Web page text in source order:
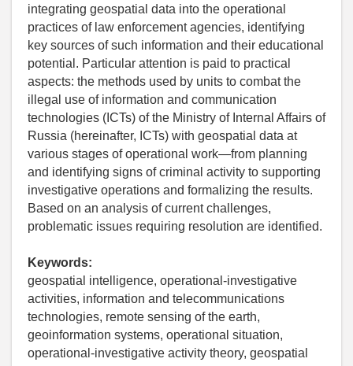
integrating geospatial data into the operational
practices of law enforcement agencies, identifying
key sources of such information and their educational
potential. Particular attention is paid to practical
aspects: the methods used by units to combat the
illegal use of information and communication
technologies (ICTs) of the Ministry of Internal Affairs of
Russia (hereinafter, ICTs) with geospatial data at
various stages of operational work—from planning
and identifying signs of criminal activity to supporting
investigative operations and formalizing the results.
Based on an analysis of current challenges,
problematic issues requiring resolution are identified.
Keywords:
geospatial intelligence, operational-investigative
activities, information and telecommunications
technologies, remote sensing of the earth,
geoinformation systems, operational situation,
operational-investigative activity theory, geospatial